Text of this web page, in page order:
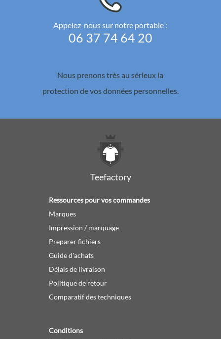
Appelez-nous sur notre portable :
06 37 74 64 20
Nous prenons très au sérieux la
protection de vos données personnelles.
Teefactory
Ressources pour vos commandes
Marques
Impression / marquage
Preparer fichiers
Guide d'achats
Délais de livraison
Politique de retour
Comparatif des techniques
Conditions